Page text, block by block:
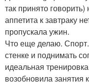
так принято
аппетита к завтраку
пропускала ужин.
Что еще делаю.
стенке и поднимать
идеальная
возобновила занятия